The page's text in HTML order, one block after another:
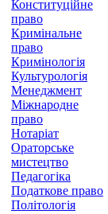
Конституційне
право
Кримінальне
право
Кримінологія
Культурологія
Менеджмент
Міжнародне
право
Нотаріат
Ораторське
мистецтво
Педагогіка
Податкове право
Політологія